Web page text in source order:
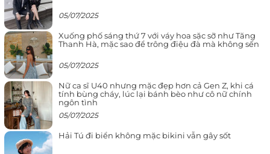
05/07/2025
Xuống phố sáng thứ 7 với váy hoa sặc sỡ như Tăng
Thanh Hà, mặc sao để trông điệu đà mà không sến
05/07/2025
Nữ ca sĩ U40 nhưng mặc đẹp hơn cả Gen Z, khi cá
tính bùng cháy, lúc lại bánh bèo như cô nữ chính
ngôn tình
05/07/2025
Hải Tú đi biển không mặc bikini vẫn gây sốt